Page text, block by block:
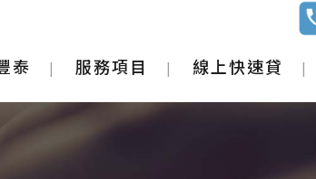
泰 服務項目 線上快速貸